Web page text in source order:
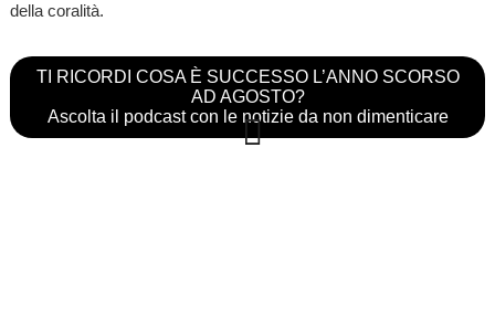
della coralità.
TI RICORDI COSA È SUCCESSO L’ANNO SCORSO
AD AGOSTO?
Ascolta il podcast con le notizie da non dimenticare